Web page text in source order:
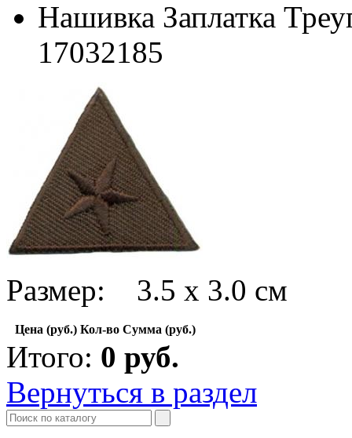
Нашивка Заплатка
17032185
Размер: 3.5 х 3.0 см
Цена (руб.) Кол-во Сумма (руб.)
Итого: 0 руб.
Вернуться в раздел